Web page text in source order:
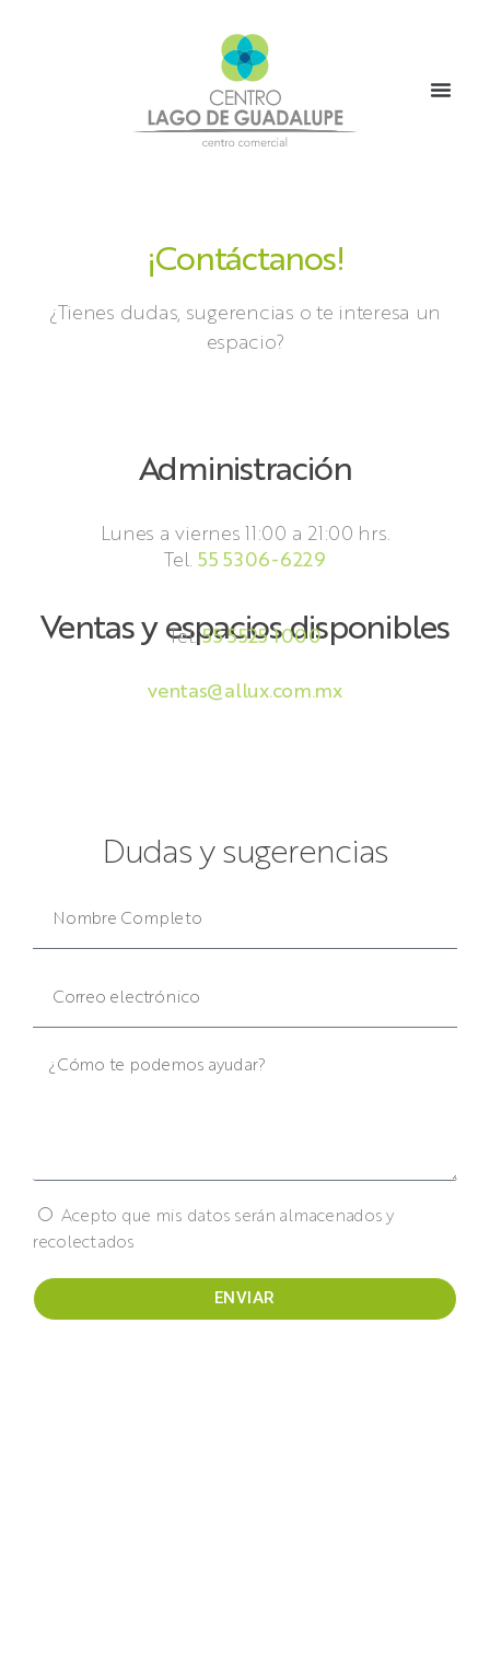
¡Contáctanos!
¿Tienes dudas, sugerencias o te interesa un
espacio?
Administración
Lunes a viernes 11:00 a 21:00 hrs.
Tel. 55 5306-6229
Ventas y espacios disponibles
Tel.55 5525 1000
ventas@allux.com.mx
Dudas y sugerencias
Acepto que mis datos serán almacenados y
recolectados
ENVIAR